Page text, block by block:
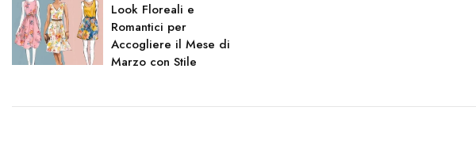
Look Floreali e
Romantici per
Accogliere il Mese di
Marzo con Stile